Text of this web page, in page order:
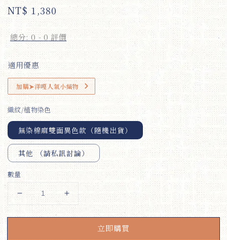
Regular
price
NT$ 1,380
總分:0 - 0 評價
適用優惠
加購➤洋嘎人氣小織物
織紋/植物染色
無染棉麻雙面異色款（隨機出貨）
其他 （請私訊討論）
數量
立即購買